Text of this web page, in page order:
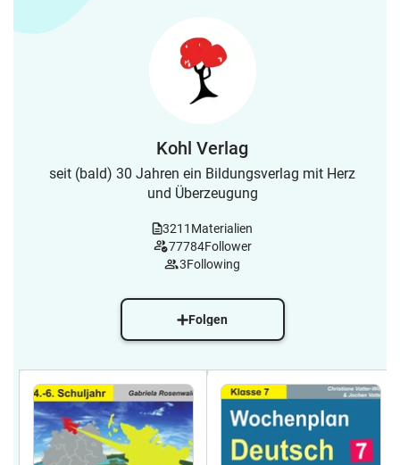
Kohl Verlag
seit (bald) 30 Jahren ein Bildungsverlag mit Herz
und Überzeugung
3211 Materialien
77784Follower
3Following
Folgen